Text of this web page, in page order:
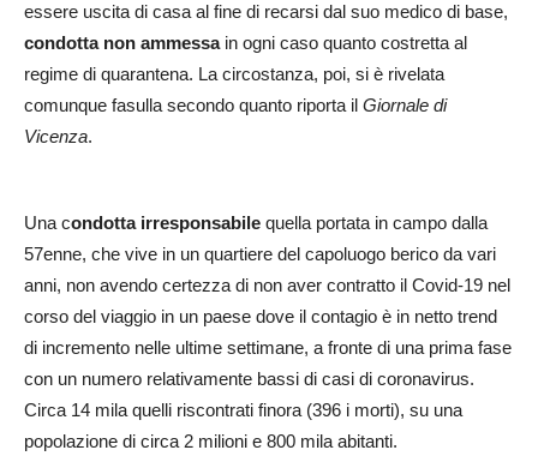
essere uscita di casa al fine di recarsi dal suo medico di base,
condotta non ammessain ogni caso quanto costretta al
regime di quarantena. La circostanza, poi, si è rivelata
comunque fasulla secondo quanto riporta il Giornale di
Vicenza.
Una condotta irresponsabile quella portata in campo dalla
57enne, che vive in un quartiere del capoluogo berico da vari
anni, non avendo certezza di non aver contratto il Covid-19 nel
corso del viaggio in un paese dove il contagio è in netto trend
di incremento nelle ultime settimane, a fronte di una prima fase
con un numero relativamente bassi di casi di coronavirus.
Circa 14 mila quelli riscontrati finora (396 i morti), su una
popolazione di circa 2 milioni e 800 mila abitanti.